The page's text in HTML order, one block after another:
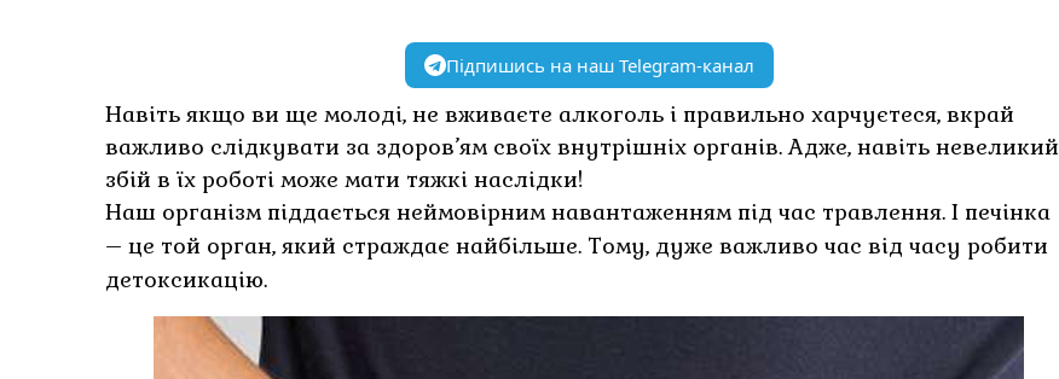
Підпишись на наш Telegram-канал
Навіть якщо ви ще молоді, не вживаєте алкоголь і правильно харчуєтеся, вкрай
важливо слідкувати за здоров’ям своїх внутрішніх органів. Адже, навіть невеликий
збій в їх роботі може мати тяжкі наслідки!
Наш організм піддається неймовірним навантаженням під час травлення. І печінка
– це той орган, який страждає найбільше. Тому, дуже важливо час від часу робити
детоксикацію.